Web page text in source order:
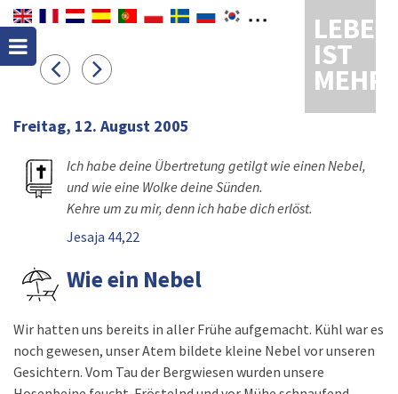
LEBEN
IST
MEHR
Freitag, 12. August 2005
Ich habe deine Übertretung getilgt wie einen Nebel,
und wie eine Wolke deine Sünden.
Kehre um zu mir, denn ich habe dich erlöst.
Jesaja 44,22
Wie ein Nebel
Wir hatten uns bereits in aller Frühe aufgemacht. Kühl war es
noch gewesen, unser Atem bildete kleine Nebel vor unseren
Gesichtern. Vom Tau der Bergwiesen wurden unsere